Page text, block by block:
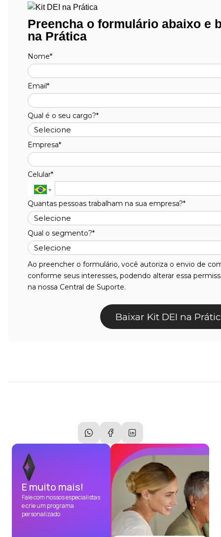
E muito mais!
Fale com nossos especialistas
e crie um programa
personalizado
Preencha o formulário abaixo e
na Prática
Nome*
Email*
Qual é o seu cargo?*
Empresa*
Celular*
Quantas pessoas trabalham na sua empresa?*
Qual o segmento?*
Ao preencher o formulário, você autoriza o envio de
conforme seus interesses, podendo alterar essa
na nossa Central de Suporte.
Baixar Kit DEI na